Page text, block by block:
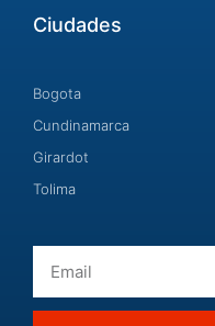
Ciudades
Bogota
Cundinamarca
Girardot
Tolima